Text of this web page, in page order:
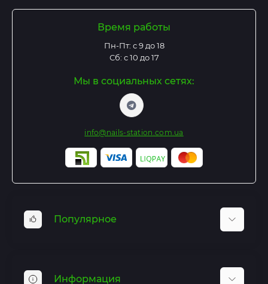
Время работы
Пн-Пт: с 9 до 18
Сб: с 10 до 17
Мы в социальных сетях:
info@nails-station.com.ua
Популярное
Гель лаки
Информация